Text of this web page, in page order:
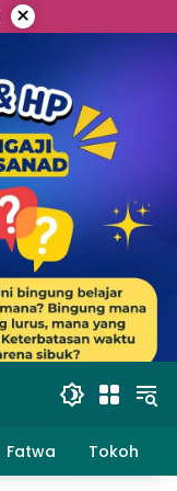
×
Fatwa Tokoh